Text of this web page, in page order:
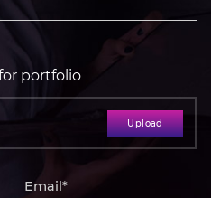
portfolio
Upload